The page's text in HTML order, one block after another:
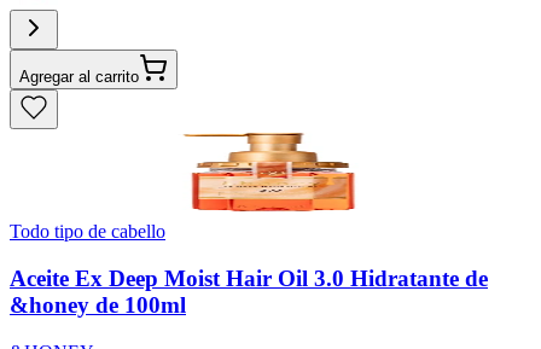
Agregar al carrito
Todo tipo de cabello
Aceite Ex Deep Moist Hair Oil 3.0 Hidratante de
&honey de 100ml